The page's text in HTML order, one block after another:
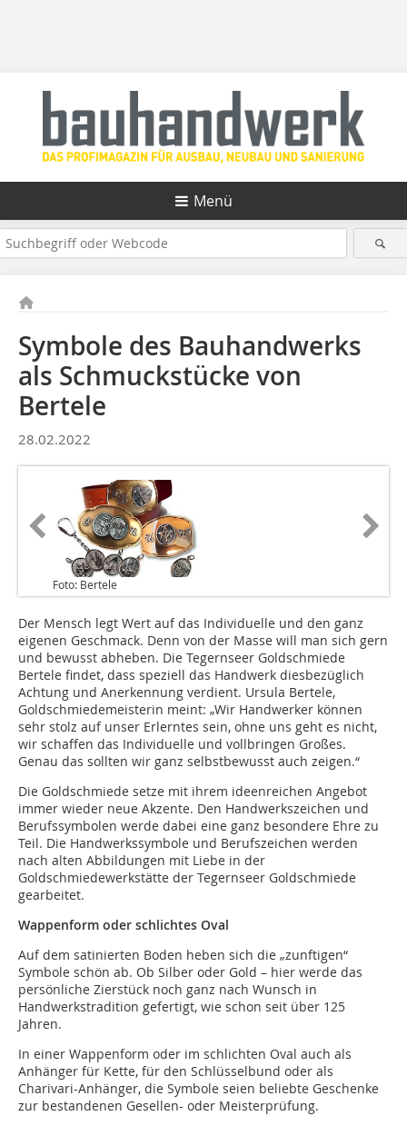
Menü
Symbole des Bauhandwerks
als Schmuckstücke von
Bertele
28.02.2022
Foto: Bertele
Der Mensch legt Wert auf das Individuelle und den ganz
eigenen Geschmack. Denn von der Masse will man sich gern
und bewusst abheben. Die Tegernseer Goldschmiede
Bertele findet, dass speziell das Handwerk diesbezüglich
Achtung und Anerkennung verdient. Ursula Bertele,
Goldschmiedemeisterin meint: „Wir Handwerker können
sehr stolz auf unser Erlerntes sein, ohne uns geht es nicht,
wir schaffen das Individuelle und vollbringen Großes.
Genau das sollten wir ganz selbstbewusst auch zeigen.“
Die Goldschmiede setze mit ihrem ideenreichen Angebot
immer wieder neue Akzente. Den Handwerkszeichen und
Berufssymbolen werde dabei eine ganz besondere Ehre zu
Teil. Die Handwerkssymbole und Berufszeichen werden
nach alten Abbildungen mit Liebe in der
Goldschmiedewerkstätte der Tegernseer Goldschmiede
gearbeitet.
Wappenform oder schlichtes Oval
Auf dem satinierten Boden heben sich die „zunftigen“
Symbole schön ab. Ob Silber oder Gold – hier werde das
persönliche Zierstück noch ganz nach Wunsch in
Handwerkstradition gefertigt, wie schon seit über 125
Jahren.
In einer Wappenform oder im schlichten Oval auch als
Anhänger für Kette, für den Schlüsselbund oder als
Charivari-Anhänger, die Symbole seien beliebte Geschenke
zur bestandenen Gesellen- oder Meisterprüfung.